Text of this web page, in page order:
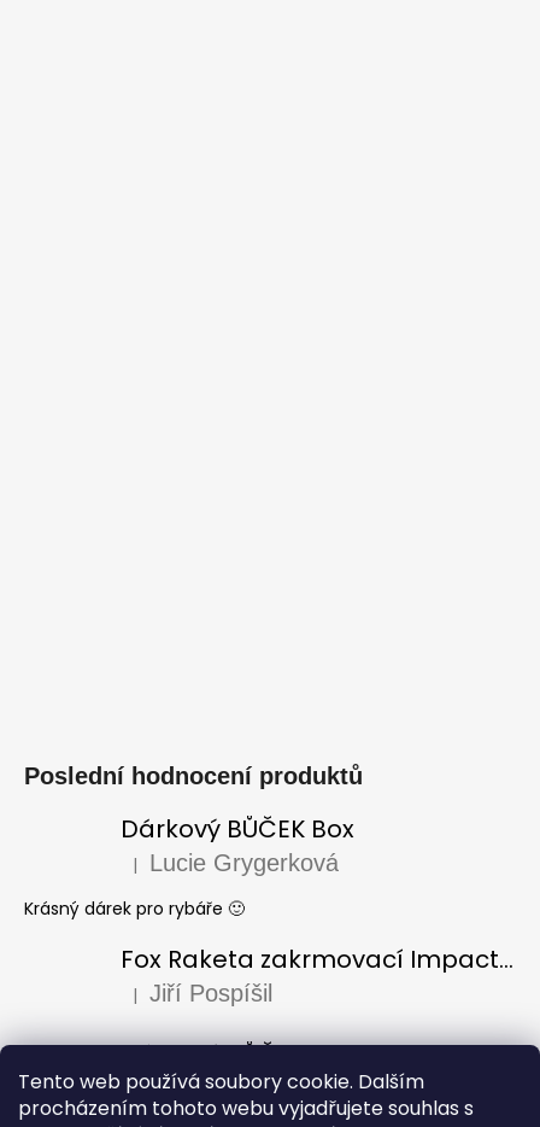
Tento web používá soubory cookie. Dalším
procházením tohoto webu vyjadřujete souhlas s
Poslední hodnocení produktů
Dárkový BŮČEK Box
Hodnocení produktu je 5 z 5 hvězdiček.
| Lucie Grygerková
Krásný dárek pro rybáře 🙂
Fox Raketa zakrmovací Impact Spod
Hodnocení produktu je 5 z 5 hvězdiček.
| Jiří Pospíšil
Dárkový BŮČEK Box
Hodnocení produktu je 5 z 5 hvězdiček.
| Laura Varadi